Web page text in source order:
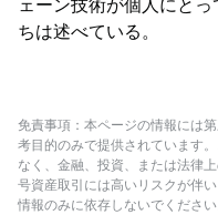
ェーン技術が個人にと
ちは述べている。
免責事項：本ページの情報には
考目的のみで提供されています
なく、金融、投資、または法律
号資産取引には高いリスクが伴
情報のみに依存しないでください